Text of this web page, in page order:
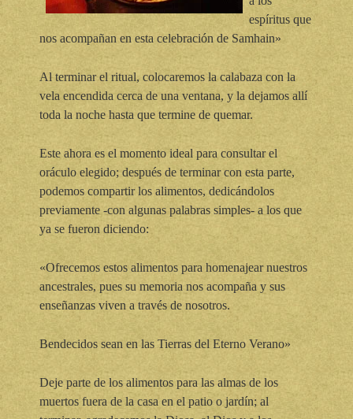
espíritus que
nos acompañan en esta celebración de Samhain»
Al terminar el ritual, colocaremos la calabaza con la
vela encendida cerca de una ventana, y la dejamos allí
toda la noche hasta que termine de quemar.
Este ahora es el momento ideal para consultar el
oráculo elegido; después de terminar con esta parte,
podemos compartir los alimentos, dedicándolos
previamente -con algunas palabras simples- a los que
ya se fueron diciendo:
«Ofrecemos estos alimentos para homenajear nuestros
ancestrales, pues su memoria nos acompaña y sus
enseñanzas viven a través de nosotros.
Bendecidos sean en las Tierras del Eterno Verano»
Deje parte de los alimentos para las almas de los
muertos fuera de la casa en el patio o jardín; al